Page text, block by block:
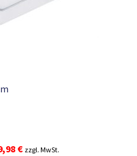
€Aktueller
zzgl. MwSt.